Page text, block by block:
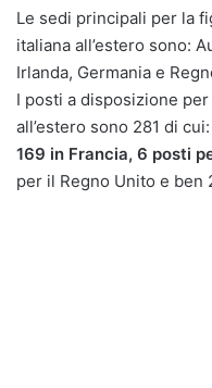
Le sedi principali per la
italiana all’estero sono:
Irlanda, Germania e
I posti a disposizione
all’estero sono 281 di cui:
169 in Francia, 6 posti
per il Regno Unito e ben